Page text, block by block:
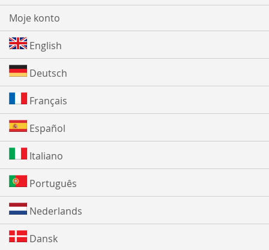
Moje konto
English
Deutsch
Français
Español
Italiano
Português
Nederlands
Dansk